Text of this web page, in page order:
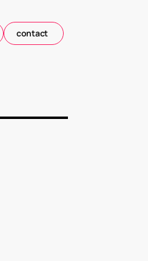
contact